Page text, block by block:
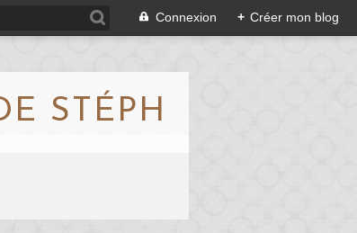
Connexion + Créer mon blog
STÉPH